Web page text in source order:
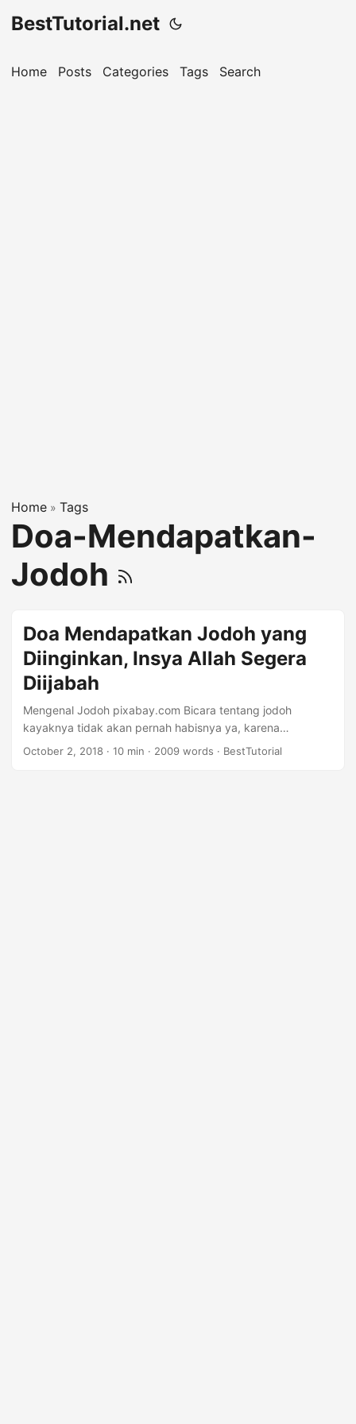
BestTutorial.net
Home Posts Categories Tags Search
Home » Tags
Doa-Mendapatkan-
Jodoh
Doa Mendapatkan Jodoh yang
Diinginkan, Insya Allah Segera
Diijabah
Mengenal Jodoh pixabay.com Bicara tentang jodoh
kayaknya tidak akan pernah habisnya ya, karena
sebenarnya jodoh tidak hanya tentang pasangan hidup
October 2, 2018 · 10 min · 2009 words · BestTutorial